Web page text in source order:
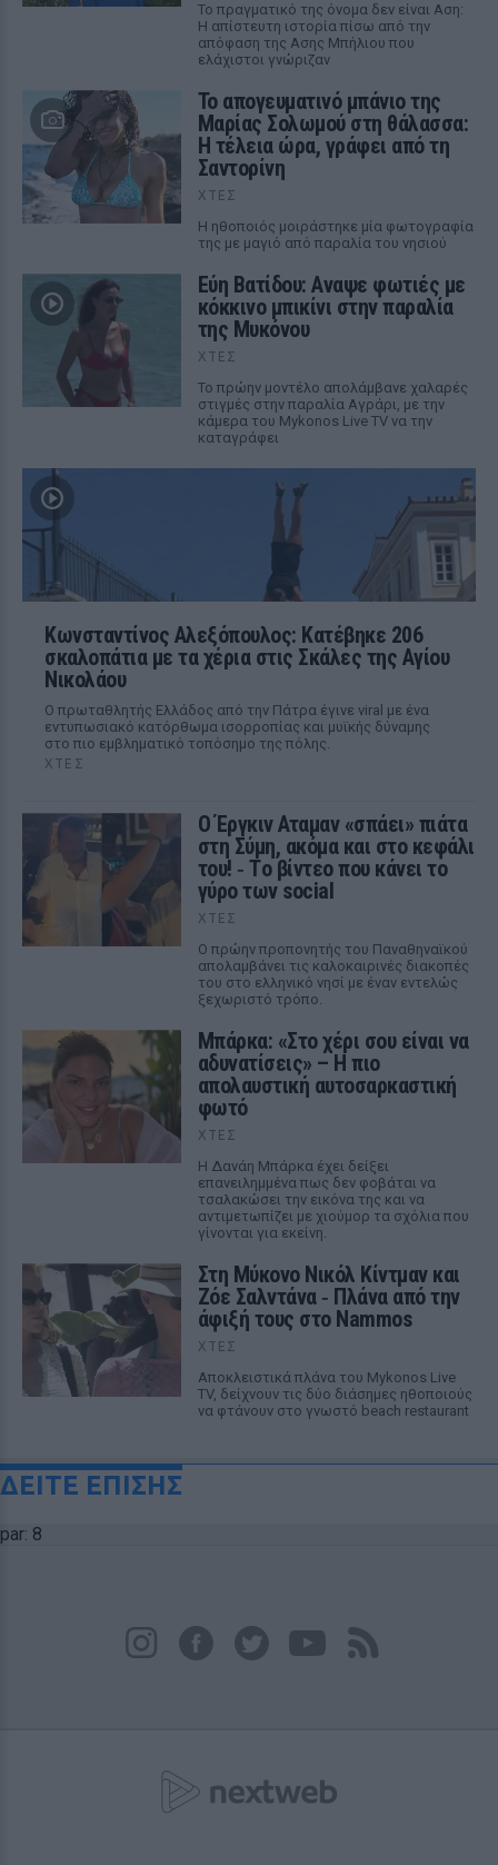
Το πραγματικό της όνομα δεν είναι Αση:
Η απίστευτη ιστορία πίσω από την
απόφαση της Ασης Μπήλιου που
ελάχιστοι γνώριζαν
Το απογευματινό μπάνιο της
Μαρίας Σολωμού στη θάλασσα:
Η τέλεια ώρα, γράφει από τη
Σαντορίνη
ΧΤΕΣ
Η ηθοποιός μοιράστηκε μία φωτογραφία
της με μαγιό από παραλία του νησιού
Εύη Βατίδου: Αναψε φωτιές με
κόκκινο μπικίνι στην παραλία
της Μυκόνου
ΧΤΕΣ
Το πρώην μοντέλο απολάμβανε χαλαρές
στιγμές στην παραλία Αγράρι, με την
κάμερα του Mykonos Live TV να την
καταγράφει
Κωνσταντίνος Αλεξόπουλος: Κατέβηκε 206
σκαλοπάτια με τα χέρια στις Σκάλες της Αγίου
Νικολάου
Ο πρωταθλητής Ελλάδος από την Πάτρα έγινε viral με ένα
εντυπωσιακό κατόρθωμα ισορροπίας και μυϊκής δύναμης
στο πιο εμβληματικό τοπόσημο της πόλης.
ΧΤΕΣ
Ο Έργκιν Αταμαν «σπάει» πιάτα
στη Σύμη, ακόμα και στο κεφάλι
του! ‑ Tο βίντεο που κάνει το
γύρο των social
ΧΤΕΣ
Ο πρώην προπονητής του Παναθηναϊκού
απολαμβάνει τις καλοκαιρινές διακοπές
του στο ελληνικό νησί με έναν εντελώς
ξεχωριστό τρόπο.
Μπάρκα: «Στο χέρι σου είναι να
αδυνατίσεις» – Η πιο
απολαυστική αυτοσαρκαστική
φωτό
ΧΤΕΣ
Η Δανάη Μπάρκα έχει δείξει
επανειλημμένα πως δεν φοβάται να
τσαλακώσει την εικόνα της και να
αντιμετωπίζει με χιούμορ τα σχόλια που
γίνονται για εκείνη.
Στη Μύκονο Νικόλ Κίντμαν και
Ζόε Σαλντάνα ‑ Πλάνα από την
άφιξή τους στο Nammos
ΧΤΕΣ
Αποκλειστικά πλάνα του Mykonos Live
TV, δείχνουν τις δύο διάσημες ηθοποιούς
να φτάνουν στο γνωστό beach restaurant
ΔΕΙΤΕ ΕΠΙΣΗΣ
par: 8